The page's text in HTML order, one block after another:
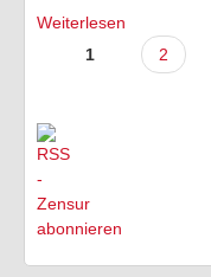
Weiterlesen
"Exodus:
Seiten
1 2